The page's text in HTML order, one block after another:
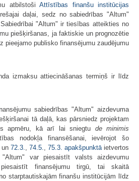
atbilstošiAttīstības finanšu institūcijas
daļai, sedz no sabiedrības "Altum"
"Altum" ir tiesības atteikties no
piešķiršanas, ja faktiskie un prognozētie
pieejamo publisko finansējumu zaudējumu
izmaksu attiecināšanas termiņš ir līdz
sabiedrības "Altum" aizdevuma
tā daļā, kas pārsniedz projektam
apmēru, kā arī lai sniegtu de minimis
nodokļa finansēšanai, ievērojot šo
un 72.3., 74.5., 75.3. apakšpunktāietvertos
"Altum" var piesaistīt valsts aizdevumu
finansējumu tirgū, tai skaitā
starptautiskajām finanšu institūcijām līdz